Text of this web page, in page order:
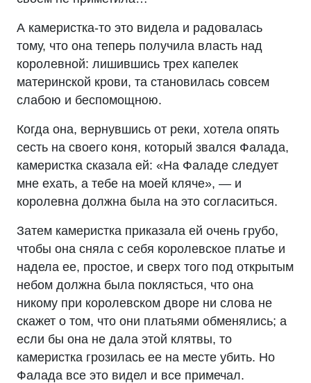
А камеристка-то это видела и радовалась
тому, что она теперь получила власть над
королевной: лишившись трех капелек
материнской крови, та становилась совсем
слабою и беспомощною.
Когда она, вернувшись от реки, хотела опять
сесть на своего коня, который звался Фалада,
камеристка сказала ей: «На Фаладе следует
мне ехать, а тебе на моей кляче», — и
королевна должна была на это согласиться.
Затем камеристка приказала ей очень грубо,
чтобы она сняла с себя королевское платье и
надела ее, простое, и сверх того под открытым
небом должна была поклясться, что она
никому при королевском дворе ни слова не
скажет о том, что они платьями обменялись; а
если бы она не дала этой клятвы, то
камеристка грозилась ее на месте убить. Но
Фалада все это видел и все примечал.